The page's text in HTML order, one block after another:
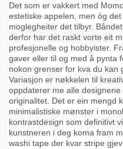
Det som er vakkert med
estetiske appelen, men òg
moglegheiter det tilbyr.
derfor har det raskt vorte eit
profesjonelle og hobbyister.
gaver eller til og med å pynta
nokon grenser for kva du kan
Variasjon er nøkkelen til
oppdaterer me alle
originalitet. Det er ein mengd
minimalistiske mønster i
kontrastdesign som definitivt
kunstneren i deg koma fram
washi tape der kvar stripe